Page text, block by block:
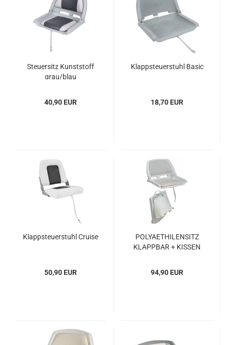
Steu­er­sitz Kunst­stoff
grau/blau
40,90 EUR
Klapp­steu­er­stuhl Basic
18,70 EUR
Klapp­steu­er­stuhl Crui­se
50,90 EUR
PO­LY­AETHI­LEN­SITZ
KLAPP­BAR + KIS­SEN
94,90 EUR